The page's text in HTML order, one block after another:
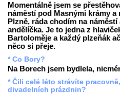
Momentálně jsem se
náměstí pod Masnými krámy
Plzně, ráda chodím na
andělíčka. Je to jedna z
Bartoloměje a každý plzeňák
něco si přeje.
* Co Bory?
Na Borech jsem bydlela,
* Čili celé léto strávíte
divadelních prázdnin?